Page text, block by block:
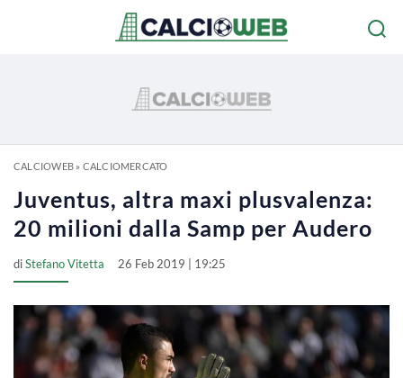
CALCIOWEB» CALCIOMERCATO
Juventus, altra maxi plusvalenza:
20 milioni dalla Samp per Audero
diStefano Vitetta 26 Feb 2019 | 19:25